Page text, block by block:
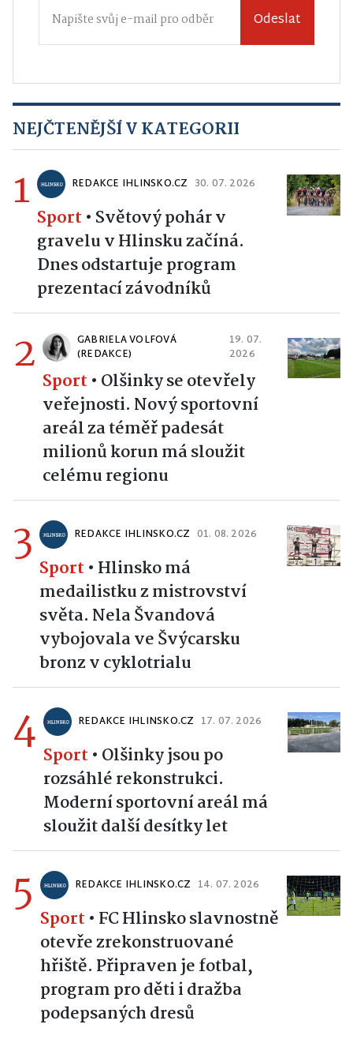
Odeslat
NEJČTENĚJŠÍ V KATEGORII
1 REDAKCE IHLINSKO.CZ 30. 07. 2026
Sport • Světový pohár v
gravelu v Hlinsku začíná.
Dnes odstartuje program
prezentací závodníků
2
GABRIELA VOLFOVÁ
(REDAKCE)
19. 07.
2026
Sport • Olšinky se otevřely
veřejnosti. Nový sportovní
areál za téměř padesát
milionů korun má sloužit
celému regionu
3 REDAKCE IHLINSKO.CZ 01. 08. 2026
Sport • Hlinsko má
medailistku z mistrovství
světa. Nela Švandová
vybojovala ve Švýcarsku
bronz v cyklotrialu
4 REDAKCE IHLINSKO.CZ 17. 07. 2026
Sport • Olšinky jsou po
rozsáhlé rekonstrukci.
Moderní sportovní areál má
sloužit další desítky let
5 REDAKCE IHLINSKO.CZ 14. 07. 2026
Sport • FC Hlinsko slavnostně
otevře zrekonstruované
hřiště. Připraven je fotbal,
program pro děti i dražba
podepsaných dresů